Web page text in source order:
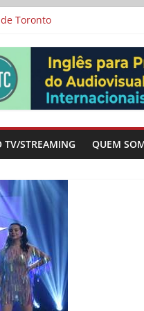
tributo de Wajda a
Toronto
e “O Agente Secreto”
a partir de histórias
TV/STREAMING QUEM